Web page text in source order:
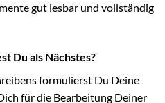
gut lesbar und vollständig
Du als Nächstes?
formulierst Du Deine
für die Bearbeitung Deiner